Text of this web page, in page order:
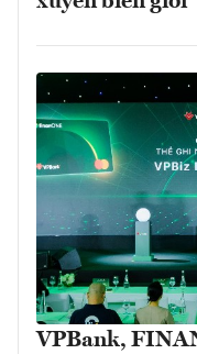
VPBank,